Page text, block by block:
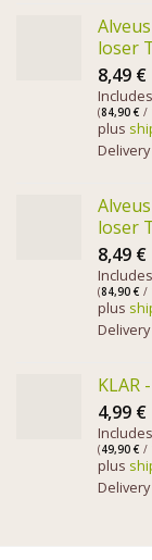
loser
8,49 €
(84,90 € /
plus
loser
8,49 €
(84,90 € /
plus
KLAR
4,99 €
(49,90 € /
plus